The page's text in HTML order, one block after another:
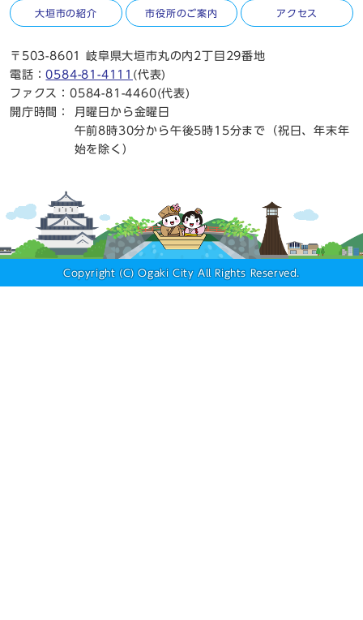
大垣市の紹介 市役所のご案内 アクセス
〒503-8601 岐阜県大垣市丸の内2丁目29番地
電話：0584-81-4111 (代表)
ファクス：0584-81-4460(代表)
開庁時間：
月曜日から金曜日
午前8時30分から午後5時15分まで（祝日、年末年
始を除く）
Copyright (C) Ogaki City All Rights Reserved.